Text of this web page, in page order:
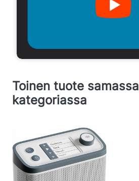
Toinen tuote samassa
kategoriassa